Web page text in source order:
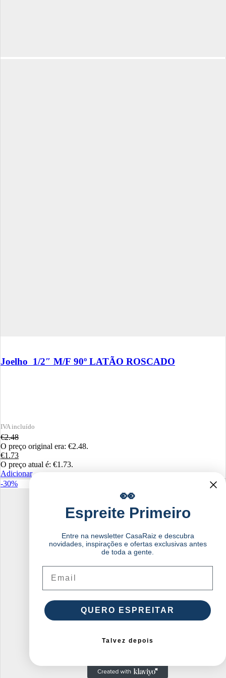
Joelho 1/2″ M/F 90º LATÃO ROSCADO
€2.48
O preço original era: €2.48.
€1.73
O preço atual é: €1.73.
Adicionar
-30%
👀
Espreite Primeiro
Entre na newsletter CasaRaiz e descubra
novidades, inspirações e ofertas exclusivas antes
de toda a gente.
QUERO ESPREITAR
Talvez depois